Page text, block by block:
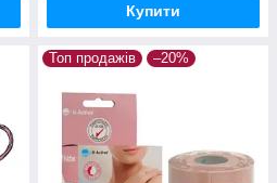
Купити
Топ продажів –20%